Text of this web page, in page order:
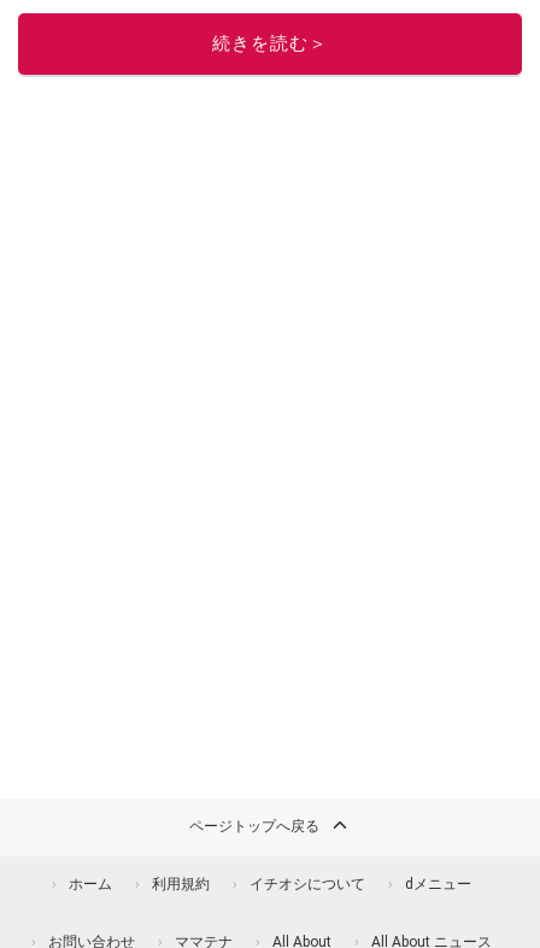
このイチオシストの他の記事を読む
続きを読む＞
ページトップへ戻る
ホーム 利用規約 イチオシについて dメニュー
お問い合わせ ママテナ All About All About ニュース